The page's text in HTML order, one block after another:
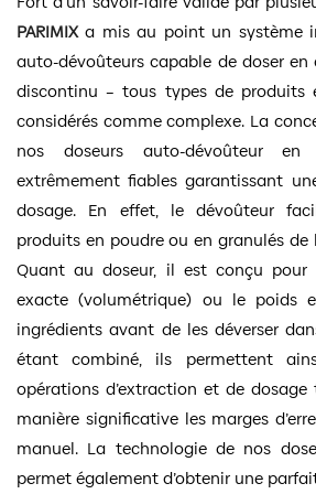
PARIMIX a mis au point un système
auto-dévoûteurs capable de doser
discontinu – tous types de produits
considérés comme complexe. La
nos doseurs auto-dévoûteur
extrêmement fiables garantissant
dosage. En effet, le dévoûteur
produits en poudre ou en granulés de
Quant au doseur, il est conçu pour
exacte (volumétrique) ou le poids
ingrédients avant de les déverser
étant combiné, ils permettent
opérations d’extraction et de
manière significative les marges
manuel. La technologie de nos
permet également d’obtenir une